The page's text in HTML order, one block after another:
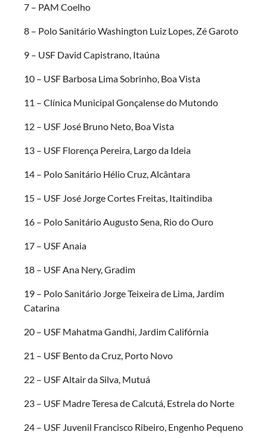
7 – PAM Coelho
8 – Polo Sanitário Washington Luiz Lopes, Zé Garoto
9 – USF David Capistrano, Itaúna
10 – USF Barbosa Lima Sobrinho, Boa Vista
11 – Clínica Municipal Gonçalense do Mutondo
12 – USF José Bruno Neto, Boa Vista
13 – USF Florença Pereira, Largo da Ideia
14 – Polo Sanitário Hélio Cruz, Alcântara
15 – USF José Jorge Cortes Freitas, Itaitindiba
16 – Polo Sanitário Augusto Sena, Rio do Ouro
17 – USF Anaia
18 – USF Ana Nery, Gradim
19 – Polo Sanitário Jorge Teixeira de Lima, Jardim
Catarina
20 – USF Mahatma Gandhi, Jardim Califórnia
21 – USF Bento da Cruz, Porto Novo
22 – USF Altair da Silva, Mutuá
23 – USF Madre Teresa de Calcutá, Estrela do Norte
24 – USF Juvenil Francisco Ribeiro, Engenho Pequeno